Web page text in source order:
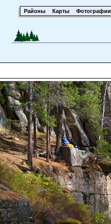
Районы Карты Фотографии